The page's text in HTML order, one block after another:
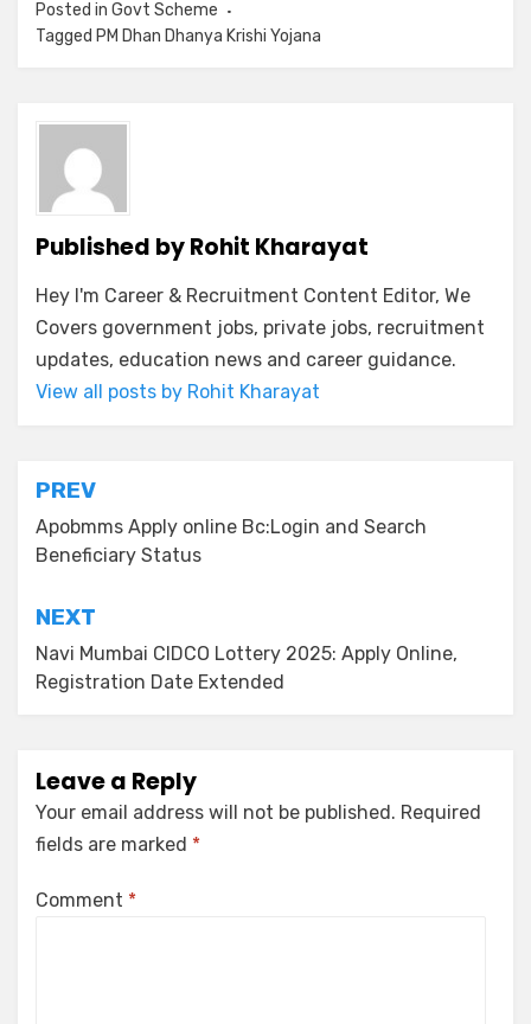
Posted in Govt Scheme
Tagged PM Dhan Dhanya Krishi Yojana
Published byRohit Kharayat
Hey I'm Career & Recruitment Content Editor, We
Covers government jobs, private jobs, recruitment
updates, education news and career guidance.
View all posts by Rohit Kharayat
PREV
Apobmms Apply online Bc:Login and Search
Beneficiary Status
NEXT
Navi Mumbai CIDCO Lottery 2025: Apply Online,
Registration Date Extended
Leave a Reply
Your email address will not be published. Required
fields are marked *
Comment *